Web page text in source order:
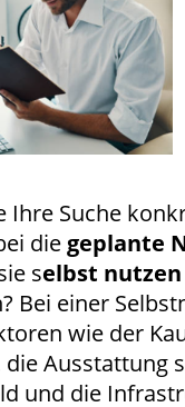
Ihre Suche
diegeplante
selbst
Bei einer
wie der
die Ausstattung
und die